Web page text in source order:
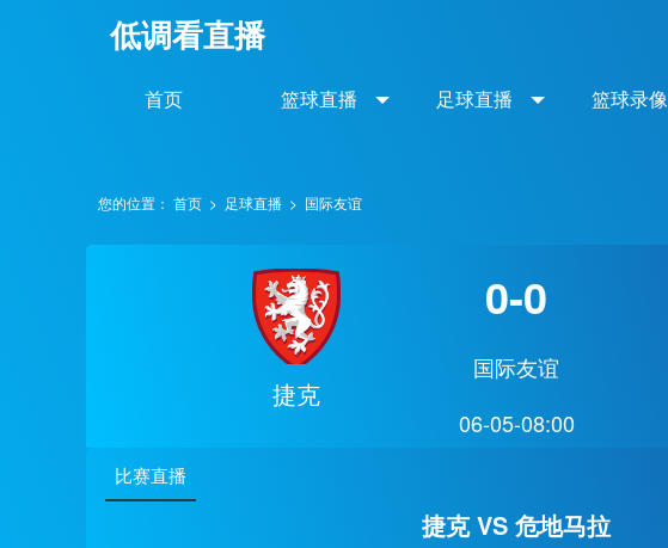
低调看直播
首页 篮球直播 足球直播 篮球录像
您的位置： 首页 > 足球直播 > 国际友谊
捷克
0-0
国际友谊
06-05-08:00
比赛直播
捷克 VS 危地马拉